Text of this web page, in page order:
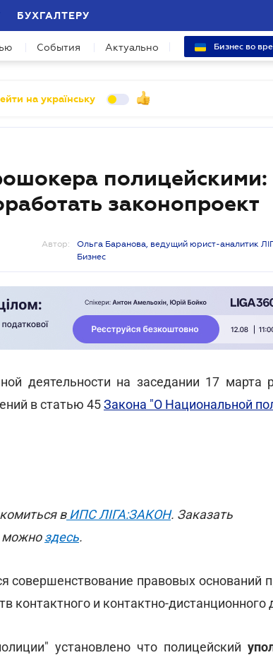
БУХГАЛТЕРУ
События Актуально Бизнес во
на українську
полицейскими:
законопроект
Автор:
Ольга Баранова, ведущий юрист-аналитик
Бизнес
деятельности на заседании 17 марта
в статью 45Закона "О Национальной
вИПС ЛІГА:ЗАКОН. Заказать
можноздесь.
совершенствование правовых оснований
контактного и контактно-дистанционного
установлено что полицейский